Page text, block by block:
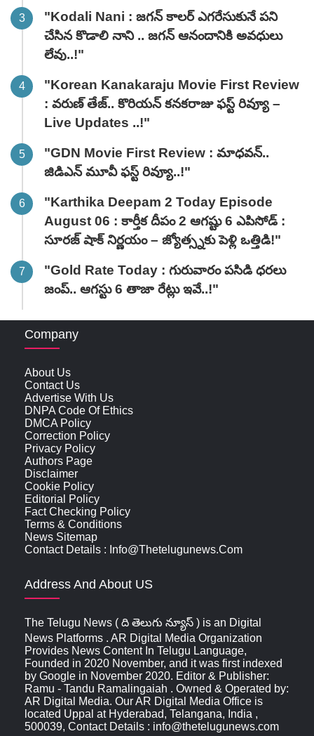
"Kodali Nani : జగన్ కాలర్ ఎగరేసుకునే పని
చేసిన కొడాలి నాని .. జగన్ ఆనందానికి అవధులు
లేవు..!"
"Korean Kanakaraju Movie First Review
: వరుణ్ తేజ్.. కొరియన్ కనకరాజు ఫస్ట్ రివ్యూ –
Live Updates ..!"
"GDN Movie First Review : మాధవన్..
జిడిఎన్ మూవీ ఫ‌స్ట్ రివ్యూ..!"
"Karthika Deepam 2 Today Episode
August 06 : కార్తీక దీపం 2 ఆగష్టు 6 ఎపిసోడ్ :
సూరజ్ షాక్ నిర్ణయం – జ్యోత్స్నకు పెళ్లి ఒత్తిడి!"
"Gold Rate Today : గురువారం పసిడి ధరలు
జంప్.. ఆగస్టు 6 తాజా రేట్లు ఇవే..!"
Company
About Us
Contact Us
Advertise With Us
DNPA Code Of Ethics
DMCA Policy
Correction Policy
Privacy Policy
Authors Page
Disclaimer
Cookie Policy
Editorial Policy
Fact Checking Policy
Terms & Conditions
News Sitemap
Contact Details : Info@thetelugunews.com
Address And About US
The Telugu News ( ది తెలుగు న్యూస్‌ ) is an Digital
News Platforms . AR Digital Media Organization
Provides News Content In Telugu Language,
Founded in 2020 November, and it was first indexed
by Google in November 2020. Editor & Publisher:
Ramu - Tandu Ramalingaiah . Owned & Operated by:
AR Digital Media. Our AR Digital Media Office is
located Uppal at Hyderabad, Telangana, India ,
500039, Contact Details : info@thetelugunews.com